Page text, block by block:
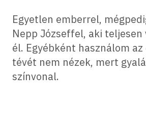
Egyetlen emberrel,
Nepp Józseffel, aki teljesen
él. Egyébként használom
tévét nem nézek, mert
színvonal.